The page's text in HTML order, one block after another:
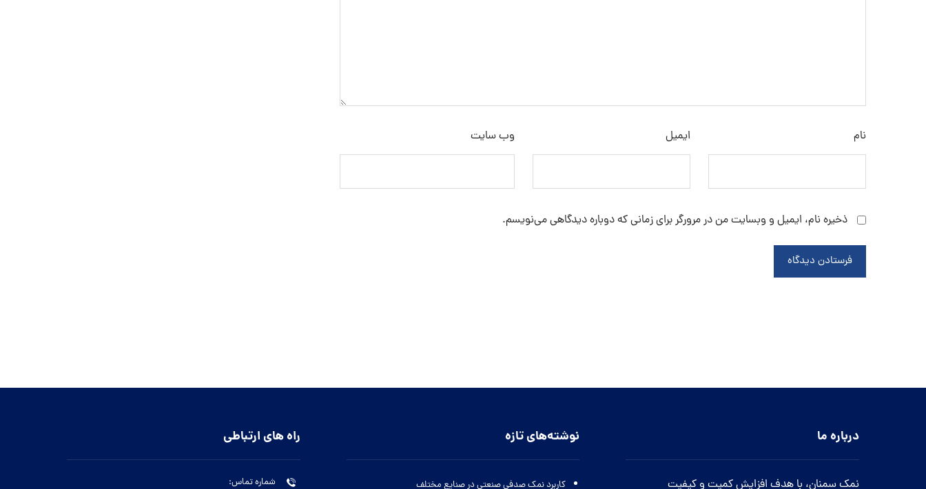
نام ایمیل وب‌ سایت
ذخیره نام، ایمیل و وبسایت من در مرورگر برای زمانی که دوباره دیدگاهی می‌نویسم.
فرستادن دیدگاه
درباره ما
نمک سمنان، با هدف افزایش کمیت و کیفیت
نوشته‌های تازه
کاربرد نمک صدفی صنعتی در صنایع مختلف
راه های ارتباطی
شماره تماس: